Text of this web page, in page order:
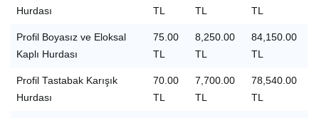
Hurdası
TL
TL
TL
Profil Boyasız ve Eloksal
Kaplı Hurdası
75.00
TL
8,250.00
TL
84,150.00
TL
Profil Tastabak Karışık
Hurdası
70.00
TL
7,700.00
TL
78,540.00
TL